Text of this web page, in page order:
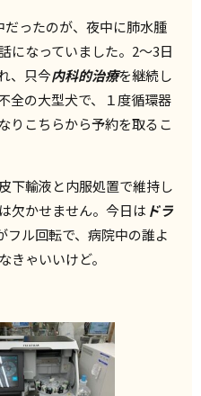
だったのが、夜中に肺水腫
になっていました。2～3日
、只今内科的治療を継続し
全の大型犬で、１度循環器
りこちらから予約を取るこ
下輸液と内服処置で維持し
欠かせません。今日は ドラ
ル回転で、病院中の誰よ
きゃいいけど。